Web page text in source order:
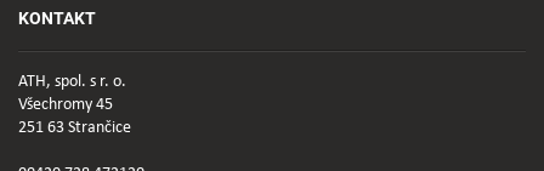
KONTAKT
ATH, spol. s r. o.
Všechromy 45
251 63 Strančice